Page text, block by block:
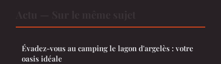
Évadez-vous au camping le lagon d'argelès : votre
oasis idéale